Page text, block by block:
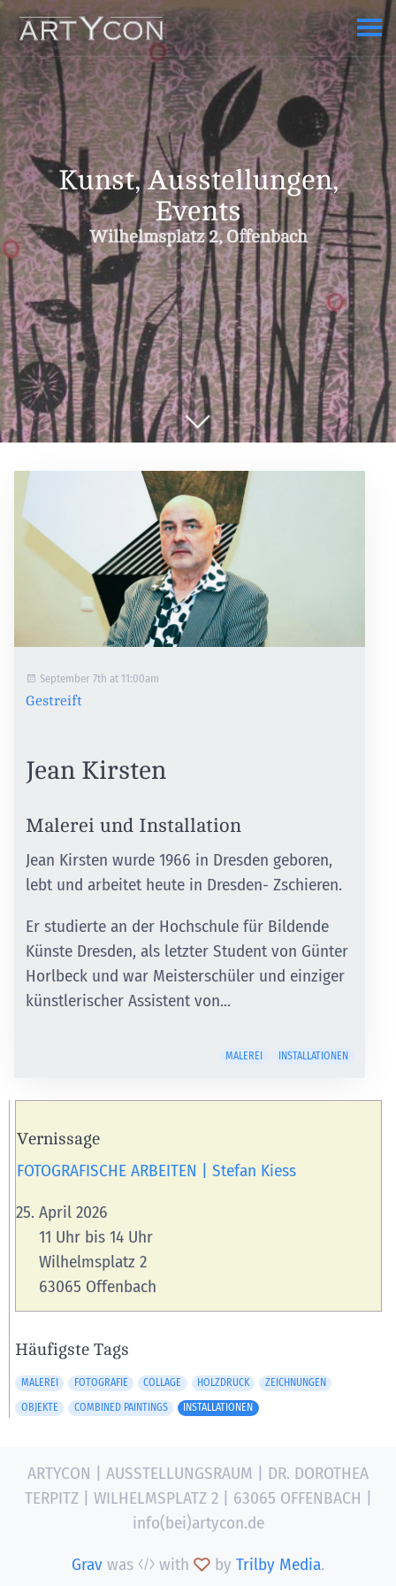
Kunst, Ausstellungen,
Events
Wilhelmsplatz 2, Offenbach
September 7th at 11:00am
Gestreift
Jean Kirsten
Malerei und Installation
Jean Kirsten wurde 1966 in Dresden geboren,
lebt und arbeitet heute in Dresden- Zschieren.
Er studierte an der Hochschule für Bildende
Künste Dresden, als letzter Student von Günter
Horlbeck und war Meisterschüler und einziger
künstlerischer Assistent von...
MALEREI INSTALLATIONEN
Vernissage
FOTOGRAFISCHE ARBEITEN | Stefan Kiess
April 2026
11 Uhr bis 14 Uhr
Wilhelmsplatz 2
63065 Offenbach
Häufigste Tags
MALEREI FOTOGRAFIE COLLAGE HOLZDRUCK
ZEICHNUNGEN
OBJEKTE
COMBINED PAINTINGS INSTALLATIONEN
ARTYCON | AUSSTELLUNGSRAUM | DR. DOROTHEA
TERPITZ | WILHELMSPLATZ 2 | 63065 OFFENBACH |
info(bei)artycon.de
Grav was with by Trilby Media.